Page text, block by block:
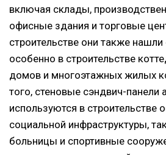
включая склады,
офисные здания и торговые
строительстве они также
особенно в строительстве
домов и многоэтажных жилых
того, стеновые сэндвич-панели
используются в строительстве
социальной инфраструктуры,
больницы и спортивные